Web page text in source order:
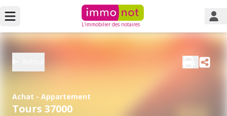
L'immobilier des notaires
Achat - Appartement
Tours 37000